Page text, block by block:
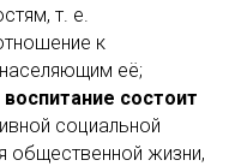
т. е.
к
её;
состоит
социальной
общественной жизни,